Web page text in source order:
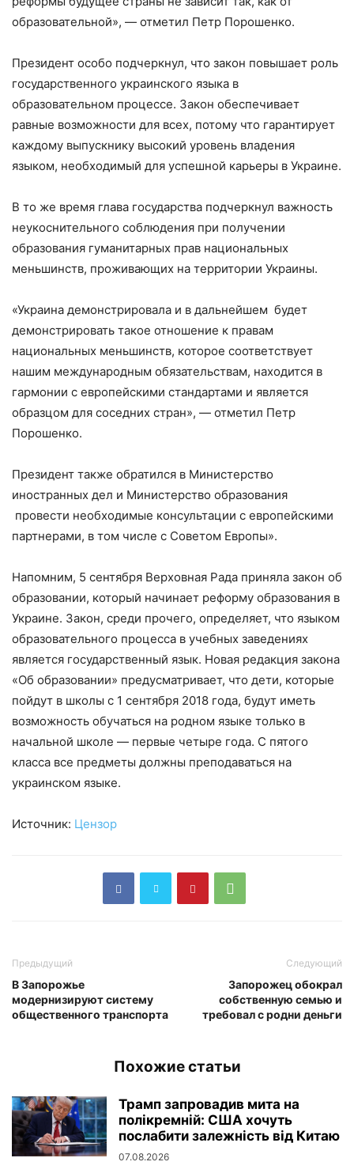
образовательной», — отметил Петр Порошенко.
Президент особо подчеркнул, что закон повышает роль
государственного украинского языка в
образовательном процессе. Закон обеспечивает
равные возможности для всех, потому что гарантирует
каждому выпускнику высокий уровень владения
языком, необходимый для успешной карьеры в Украине.
В то же время глава государства подчеркнул важность
неукоснительного соблюдения при получении
образования гуманитарных прав национальных
меньшинств, проживающих на территории Украины.
«Украина демонстрировала и в дальнейшем будет
демонстрировать такое отношение к правам
национальных меньшинств, которое соответствует
нашим международным обязательствам, находится в
гармонии с европейскими стандартами и является
образцом для соседних стран», — отметил Петр
Порошенко.
Президент также обратился в Министерство
иностранных дел и Министерство образования
провести необходимые консультации с европейскими
партнерами, в том числе с Советом Европы».
Напомним, 5 сентября Верховная Рада приняла закон об
образовании, который начинает реформу образования в
Украине. Закон, среди прочего, определяет, что языком
образовательного процесса в учебных заведениях
является государственный язык. Новая редакция закона
«Об образовании» предусматривает, что дети, которые
пойдут в школы с 1 сентября 2018 года, будут иметь
возможность обучаться на родном языке только в
начальной школе — первые четыре года. С пятого
класса все предметы должны преподаваться на
украинском языке.
Источник: Цензор
Предыдущий
В Запорожье
модернизируют систему
общественного транспорта
Следующий
Запорожец обокрал
собственную семью и
требовал с родни деньги
Похожие статьи
Трамп запровадив мита на
полікремній: США хочуть
послабити залежність від Китаю
07.08.2026